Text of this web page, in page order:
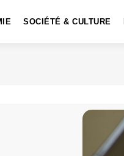
SOCIÉTÉ & CULTURE